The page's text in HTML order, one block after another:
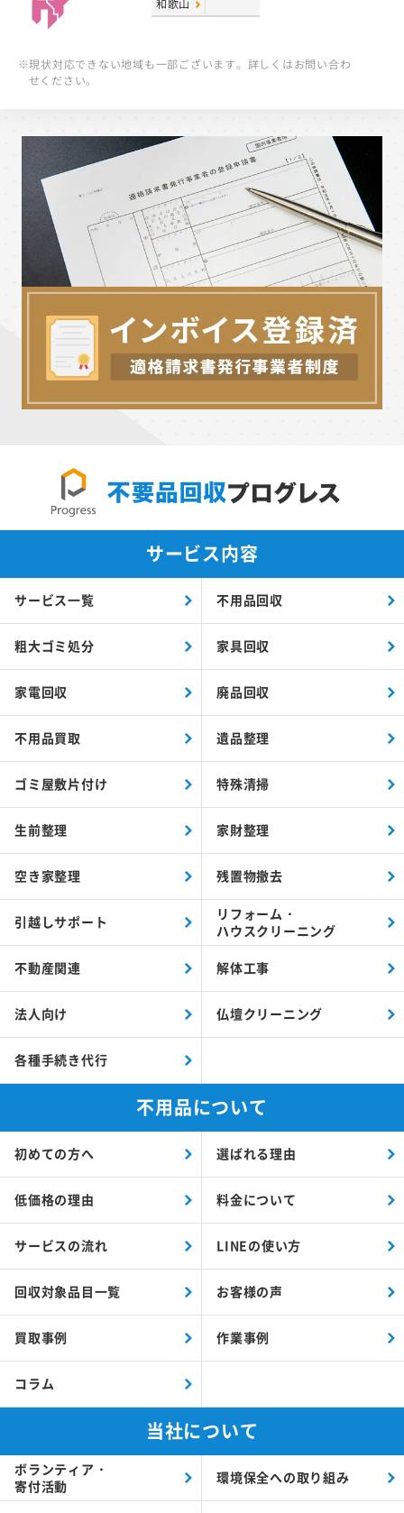
和歌山
※現状対応できない地域も一部ございます。詳しくはお問い合わ
せください。
サービス内容
サービス一覧 不用品回収
粗大ゴミ処分 家具回収
家電回収 廃品回収
不用品買取 遺品整理
ゴミ屋敷片付け 特殊清掃
生前整理 家財整理
空き家整理 残置物撤去
引越しサポート
リフォーム・
ハウスクリーニング
不動産関連 解体工事
法人向け 仏壇クリーニング
各種手続き代行
不用品について
初めての方へ 選ばれる理由
低価格の理由 料金について
サービスの流れ LINEの使い方
回収対象品目一覧 お客様の声
買取事例 作業事例
コラム
当社について
ボランティア・
寄付活動
環境保全への取り組み